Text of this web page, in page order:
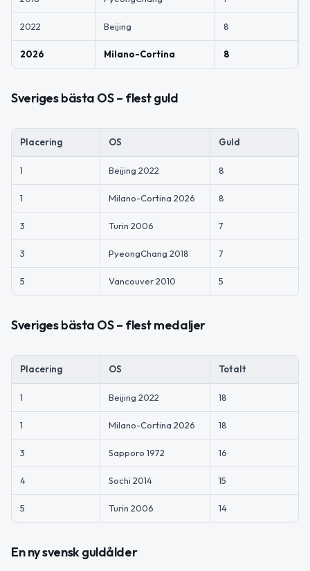
2022 Beijing 8
2026 Milano-Cortina 8
Sveriges bästa OS – flest guld
Placering OS Guld
1 Beijing 2022 8
1 Milano-Cortina 2026 8
3 Turin 2006 7
3 PyeongChang 2018 7
5 Vancouver 2010 5
Sveriges bästa OS – flest medaljer
Placering OS Totalt
1 Beijing 2022 18
1 Milano-Cortina 2026 18
3 Sapporo 1972 16
4 Sochi 2014 15
5 Turin 2006 14
En ny svensk guldålder